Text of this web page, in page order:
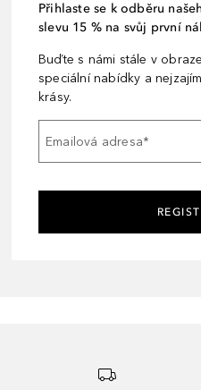
Přihlaste se k odběru
slevu 15 % na svůj první
Buďte s námi stále v
speciální nabídky a
krásy.
Emailová adresa*